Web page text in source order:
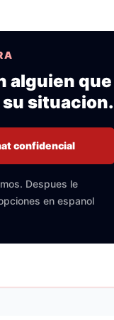
alguien que
situacion.
confidencial
Despues le
en espanol